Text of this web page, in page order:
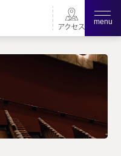
menu